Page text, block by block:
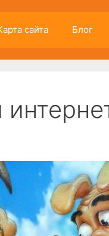
сайта Блог